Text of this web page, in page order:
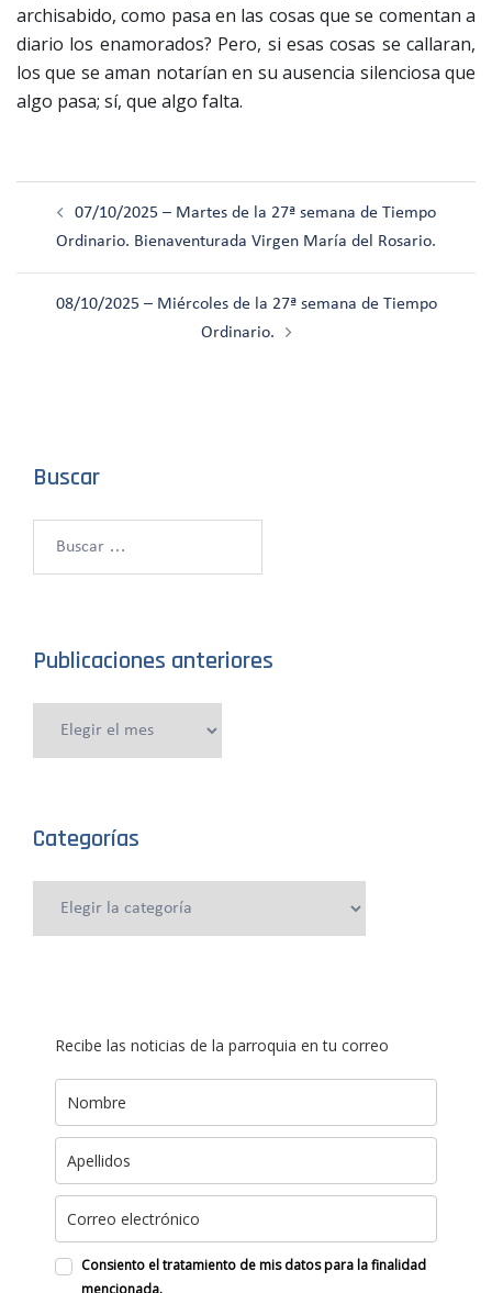
archisabido, como pasa en las cosas que se comentan a
diario los enamorados? Pero, si esas cosas se callaran,
los que se aman notarían en su ausencia silenciosa que
algo pasa; sí, que algo falta.
entradas
07/10/2025 – Martes de la 27ª semana de Tiempo
Ordinario. Bienaventurada Virgen María del Rosario.
08/10/2025 – Miércoles de la 27ª semana de Tiempo
Ordinario.
Buscar
Publicaciones anteriores
Categorías
Recibe las noticias de la parroquia en tu correo
Consiento el tratamiento de mis datos para la finalidad
mencionada.